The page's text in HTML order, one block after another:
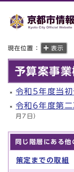
現在位置： 表示
予算案事業
令和5年度当
令和6年度第
月7日）
同じ階層にある他
策定までの取組